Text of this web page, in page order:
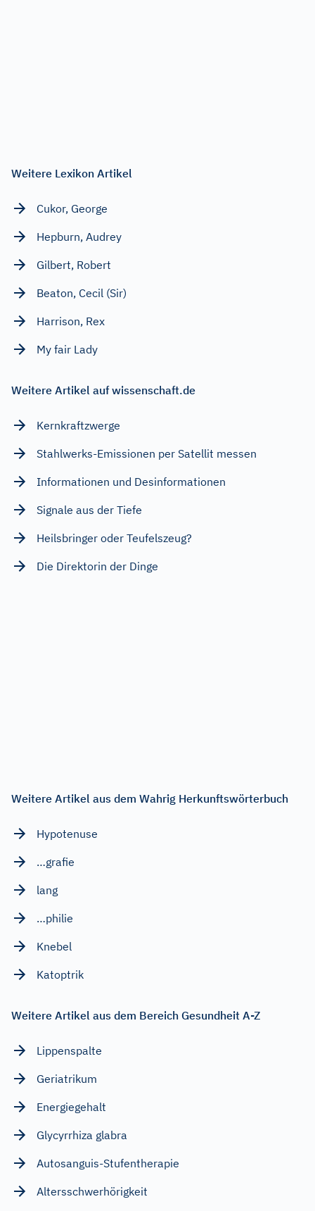
Weitere Lexikon Artikel
Cukor, George
Hepburn, Audrey
Gilbert, Robert
Beaton, Cecil (Sir)
Harrison, Rex
My fair Lady
Weitere Artikel auf wissenschaft.de
Kernkraftzwerge
Stahlwerks-Emissionen per Satellit messen
Informationen und Desinformationen
Signale aus der Tiefe
Heilsbringer oder Teufelszeug?
Die Direktorin der Dinge
Weitere Artikel aus dem Wahrig Herkunftswörterbuch
Hypotenuse
…grafie
lang
…philie
Knebel
Katoptrik
Weitere Artikel aus dem Bereich Gesundheit A-Z
Lippenspalte
Geriatrikum
Energiegehalt
Glycyrrhiza glabra
Autosanguis-Stufentherapie
Altersschwerhörigkeit